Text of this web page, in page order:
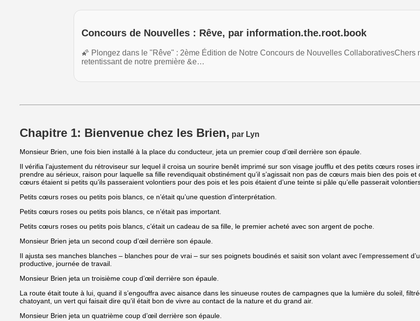
Concours de Nouvelles : Rêve, par information.the.root.book
🌠 Plongez dans le "Rêve" : 2ème Édition de Notre Concours de Nouvelles CollaborativesChers
retentissant de notre première &e…
Chapitre 1: Bienvenue chez les Brien, par Lyn
Monsieur Brien, une fois bien installé à la place du conducteur, jeta un premier coup d’œil derrière son épaule.
Il vérifia l’ajustement du rétroviseur sur lequel il croisa un sourire benêt imprimé sur son visage joufflu et des petits cœurs roses
prendre au sérieux, raison pour laquelle sa fille revendiquait obstinément qu’il s’agissait non pas de cœurs mais bien des pois
cœurs étaient si petits qu’ils passeraient volontiers pour des pois et les pois étaient d’une teinte si pâle qu’elle passerait
Petits cœurs roses ou petits pois blancs, ce n’était qu’une question d’interprétation.
Petits cœurs roses ou petits pois blancs, ce n’était pas important.
Petits cœurs roses ou petits pois blancs, c’était un cadeau de sa fille, le premier acheté avec son argent de poche.
Monsieur Brien jeta un second coup d’œil derrière son épaule.
Il ajusta ses manches blanches – blanches pour de vrai – sur ses poignets boudinés et saisit son volant avec l’empressement
productive, journée de travail.
Monsieur Brien jeta un troisième coup d’œil derrière son épaule.
La route était toute à lui, quand il s’engouffra avec aisance dans les sinueuse routes de campagnes que la lumière du soleil,
chatoyant, un vert qui faisait dire qu’il était bon de vivre au contact de la nature et du grand air.
Monsieur Brien jeta un quatrième coup d’œil derrière son épaule.